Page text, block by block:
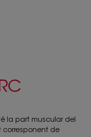
la part muscular del
corresponent de